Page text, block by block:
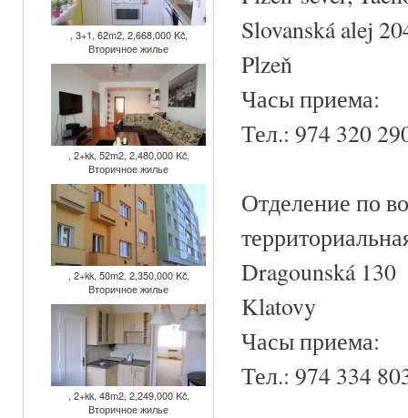
, 3+1, 62m2, 2,668,000 Kč,
Вторичное жилье
, 2+kk, 52m2, 2,480,000 Kč,
Вторичное жилье
, 2+kk, 50m2, 2,350,000 Kč,
Вторичное жилье
, 2+kk, 48m2, 2,249,000 Kč,
Вторичное жилье
Slovanská alej
Plzeň
Часы приема:
Тел.: 974 320
Отделение по
Dragounská 130
Klatovy
Часы приема:
Тел.: 974 334